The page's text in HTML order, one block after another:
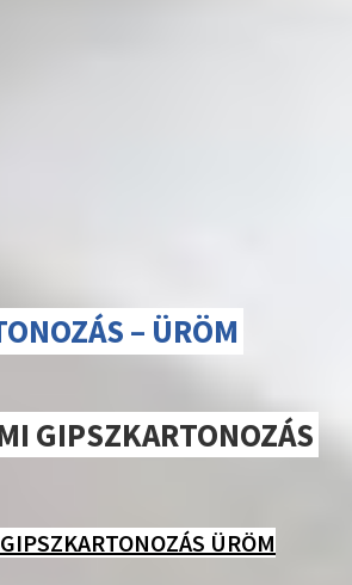
– ÜRÖM
GIPSZKARTONOZÁS
ÜRÖM